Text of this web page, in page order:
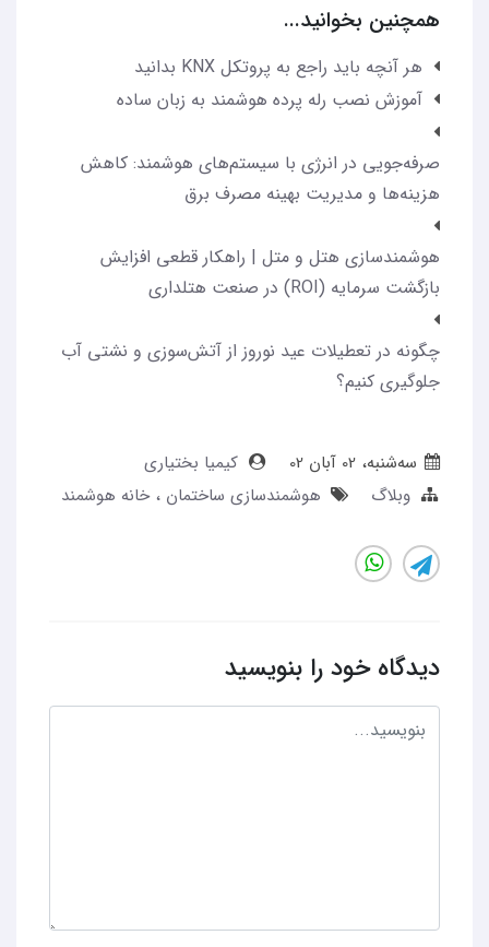
همچنین بخوانید...
هر آنچه باید راجع به پروتکل KNX بدانید
آموزش نصب رله پرده هوشمند به زبان ساده
صرفه‌جویی در انرژی با سیستم‌های هوشمند: کاهش
هزینه‌ها و مدیریت بهینه مصرف برق
هوشمندسازی هتل و متل | راهکار قطعی افزایش
بازگشت سرمایه (ROI) در صنعت هتلداری
چگونه در تعطیلات عید نوروز از آتش‌سوزی و نشتی آب
جلوگیری کنیم؟
ﺳﻪشنبه، 02 آبان 02
کیمیا بختیاری
وبلاگ
هوشمندسازی ساختمان خانه هوشمند
دیدگاه خود را بنویسید